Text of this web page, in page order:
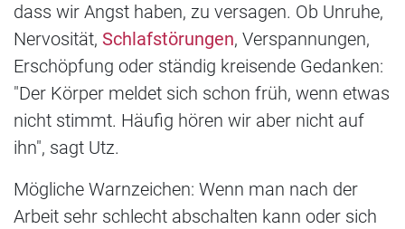
dass wir Angst haben, zu versagen. Ob Unruhe,
Nervosität, Schlafstörungen, Verspannungen,
Erschöpfung oder ständig kreisende Gedanken:
"Der Körper meldet sich schon früh, wenn etwas
nicht stimmt. Häufig hören wir aber nicht auf
ihn", sagt Utz.
Mögliche Warnzeichen: Wenn man nach der
Arbeit sehr schlecht abschalten kann oder sich